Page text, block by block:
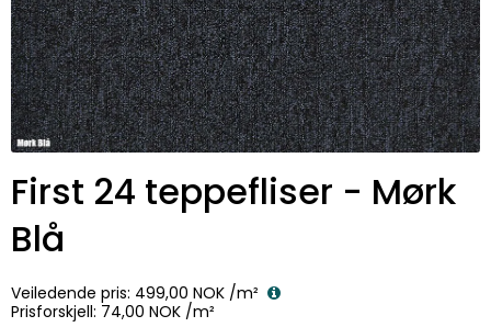
First 24 teppefliser - Mørk
Blå
Veiledende pris: 499,00 NOK /m²
Prisforskjell: 74,00 NOK /m²